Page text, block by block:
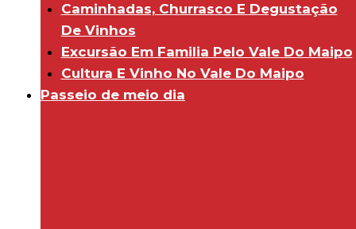
Caminhadas, Churrasco E Degustação
De Vinhos
Excursão Em Familia Pelo Vale Do Maipo
Cultura E Vinho No Vale Do Maipo
Passeio de meio dia